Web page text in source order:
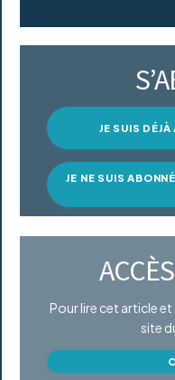
JE SUIS
JE NE SUIS
Pour lire cet article
site